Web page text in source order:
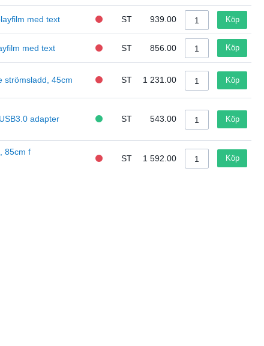
med text ST 939.00 Köp
med text ST 856.00 Köp
strömsladd, 45cm ST 1 231.00 Köp
adapter ST 543.00 Köp
85cm f
ST 1 592.00 Köp